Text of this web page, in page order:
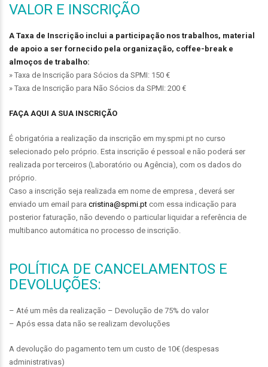
VALOR E INSCRIÇÃO
A Taxa de Inscrição inclui a participação nos trabalhos, material
de apoio a ser fornecido pela organização, coffee-break e
almoços de trabalho:
» Taxa de Inscrição para Sócios da SPMI: 150 €
» Taxa de Inscrição para Não Sócios da SPMI: 200 €
FAÇA AQUI A SUA INSCRIÇÃO
É obrigatória a realização da inscrição em my.spmi.pt no curso
selecionado pelo próprio. Esta inscrição é pessoal e não poderá ser
realizada por terceiros (Laboratório ou Agência), com os dados do
próprio.
Caso a inscrição seja realizada em nome de empresa , deverá ser
enviado um email para cristina@spmi.pt com essa indicação para
posterior faturação, não devendo o particular liquidar a referência de
multibanco automática no processo de inscrição.
POLÍTICA DE CANCELAMENTOS E
DEVOLUÇÕES:
– Até um mês da realização – Devolução de 75% do valor
– Após essa data não se realizam devoluções
A devolução do pagamento tem um custo de 10€ (despesas
administrativas)